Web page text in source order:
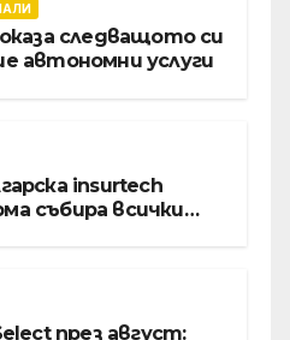
следващото си
автономни услуги
insurtech
събира всички
през август: